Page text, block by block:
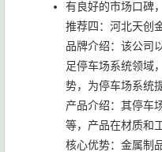
有良好的市场口碑
推荐四：河北天创
品牌介绍：该公司
足停车场系统领域
势，为停车场系统
产品介绍：其停车
等，产品在材质和
核心优势：金属制